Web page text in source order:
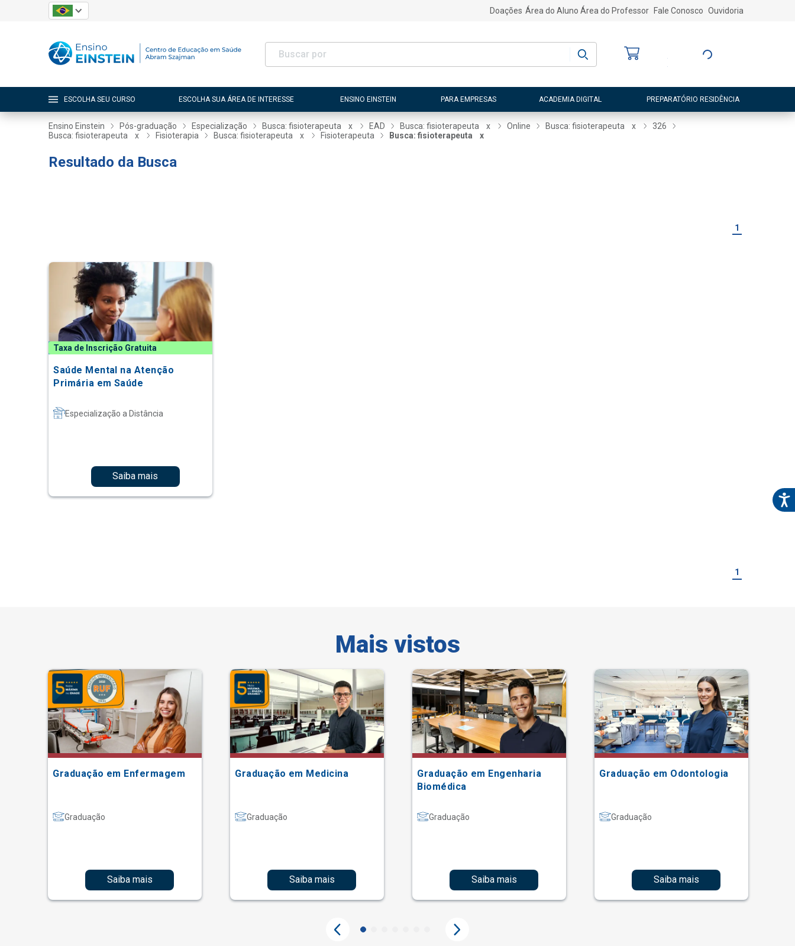
Doações Área do Aluno Área do Professor Fale Conosco Ouvidoria
Entre ou Cadastre-
ESCOLHA SEU CURSO ESCOLHA SUA ÁREA DE INTERESSE ENSINO EINSTEIN PARA EMPRESAS ACADEMIA DIGITAL PREPARATÓRIO RESIDÊNCIA
Ensino Einstein Pós-graduação Especialização Busca: fisioterapeuta x EAD Busca: fisioterapeuta x Online Busca: fisioterapeuta x
326
Busca: fisioterapeuta
x Fisioterapia Busca: fisioterapeuta x Fisioterapeuta Busca: fisioterapeuta x
Resultado da Busca
1
Taxa de Inscrição Gratuita
Saúde Mental na Atenção
Primária em Saúde
Especialização a Distância
Saiba mais
1
Mais vistos
Graduação em Enfermagem
Graduação
Saiba mais
Graduação em Medicina
Graduação
Saiba mais
Graduação em Engenharia
Biomédica
Graduação
Saiba mais
Graduação em Odontologia
Graduação
Saiba mais